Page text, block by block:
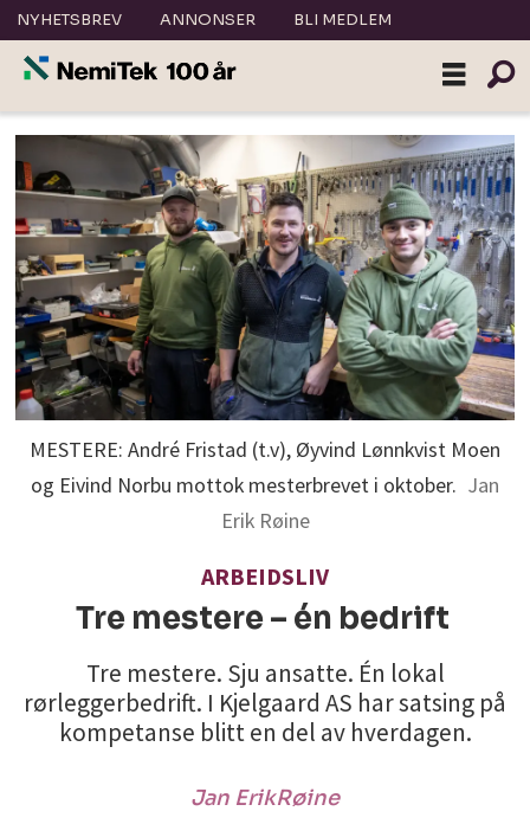
NYHETSBREV ANNONSER BLI MEDLEM
MESTERE: André Fristad (t.v), Øyvind Lønnkvist Moen
og Eivind Norbu mottok mesterbrevet i oktober. Jan
Erik Røine
ARBEIDSLIV
Tre mestere – én bedrift
Tre mestere. Sju ansatte. Én lokal
rørleggerbedrift. I Kjelgaard AS har satsing på
kompetanse blitt en del av hverdagen.
Jan ErikRøine